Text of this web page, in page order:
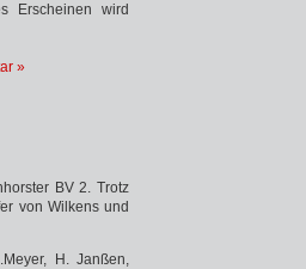
Erscheinen wird
»
BV 2. Trotz
von Wilkens und
H. Janßen,